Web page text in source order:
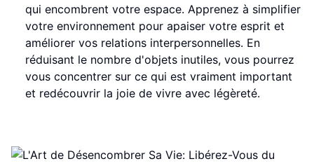
qui encombrent votre espace. Apprenez à simplifier
votre environnement pour apaiser votre esprit et
améliorer vos relations interpersonnelles. En
réduisant le nombre d'objets inutiles, vous pourrez
vous concentrer sur ce qui est vraiment important
et redécouvrir la joie de vivre avec légèreté.